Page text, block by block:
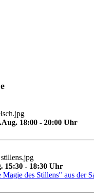
18:00 - 20:00 Uhr
15:30 - 18:30 Uhr
des Stillens" aus der